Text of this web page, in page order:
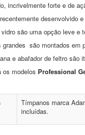
incrivelmente forte e de
desenvolvido
são uma opção leve
são montados em
e abafador de feltro são
os modelos Professional
Tímpanos marca
incluídas.